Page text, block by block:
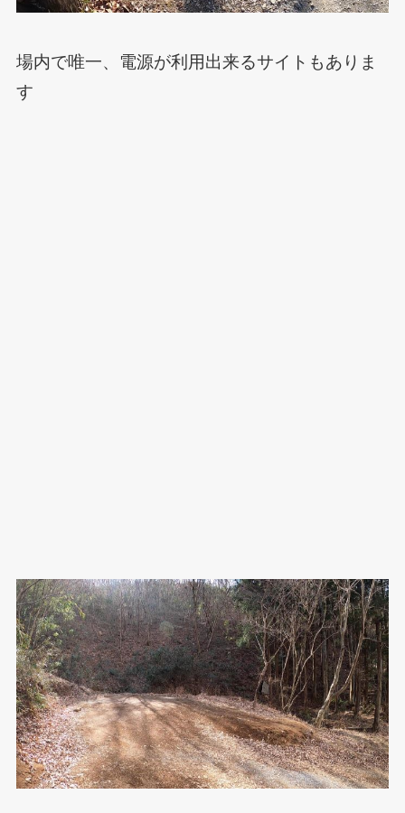
場内で唯一、電源が利用出来るサイトもありま
す